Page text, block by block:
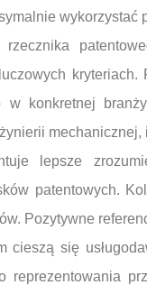
wykorzystać
rzecznika
w konkretnej
lepsze
patentowych.
Pozytywne
cieszą się
reprezentowania